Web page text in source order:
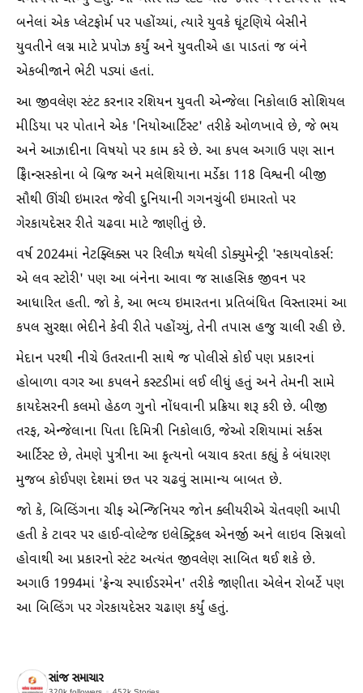
બનેલાં એક પ્લેટફોર્મ પર પહોંચ્યાં, ત્યારે યુવકે ઘૂંટણિયે બેસીને
યુવતીને લગ્ન માટે પ્રપોઝ કર્યું અને યુવતીએ હા પાડતાં જ બંને
એકબીજાને ભેટી પડ્યાં હતાં.
આ જીવલેણ સ્ટંટ કરનાર રશિયન યુવતી એન્જેલા નિકોલાઉ સોશિયલ
મીડિયા પર પોતાને એક 'નિયોઆર્ટિસ્ટ' તરીકે ઓળખાવે છે, જે ભય
અને આઝાદીના વિષયો પર કામ કરે છે. આ કપલ અગાઉ પણ સાન
ફ્રાિેન્સસ્કોના બે બ્રિજ અને મલેશિયાના મર્ડેકા 118 વિશ્વની બીજી
સૌથી ઊંચી ઇમારત જેવી દુનિયાની ગગનચુંબી ઇમારતો પર
ગેરકાયદેસર રીતે ચઢવા માટે જાણીતું છે.
વર્ષ 2024માં નેટફ્લિક્સ પર રિલીઝ થયેલી ડોક્યુમેન્ટ્રી 'સ્કાયવોકર્સ:
એ લવ સ્ટોરી' પણ આ બંનેના આવા જ સાહસિક જીવન પર
આધારિત હતી. જો કે, આ ભવ્ય ઇમારતના પ્રતિબંધિત વિસ્તારમાં આ
કપલ સુરક્ષા ભેદીને કેવી રીતે પહોંચ્યું, તેની તપાસ હજુ ચાલી રહી છે.
મેદાન પરથી નીચે ઉતરતાની સાથે જ પોલીસે કોઈ પણ પ્રકારનાં
હોબાળા વગર આ કપલને કસ્ટડીમાં લઈ લીધું હતું અને તેમની સામે
કાયદેસરની કલમો હેઠળ ગુનો નોંધવાની પ્રક્રિયા શરૂ કરી છે. બીજી
તરફ, એન્જેલાના પિતા દિમિત્રી નિકોલાઉ, જેઓ રશિયામાં સર્કસ
આર્ટિસ્ટ છે, તેમણે પુત્રીના આ કૃત્યનો બચાવ કરતા કહ્યું કે બંધારણ
મુજબ કોઈપણ દેશમાં છત પર ચઢવું સામાન્ય બાબત છે.
જો કે, બિલ્ડિંગના ચીફ એન્જિનિયર જોન ક્લીયરીએ ચેતવણી આપી
હતી કે ટાવર પર હાઈ-વોલ્ટેજ ઇલેક્ટ્રિકલ એનર્જી અને લાઇવ સિગ્નલો
હોવાથી આ પ્રકારનો સ્ટંટ અત્યંત જીવલેણ સાબિત થઈ શકે છે.
અગાઉ 1994માં 'ફ્રેન્ચ સ્પાઈડરમેન' તરીકે જાણીતા એલેન રોબર્ટે પણ
આ બિલ્ડિંગ પર ગેરકાયદેસર ચઢાણ કર્યું હતું.
સાંજ સમાચાર